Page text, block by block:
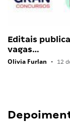
Editais
vagas…
Olivia Furlan • 12